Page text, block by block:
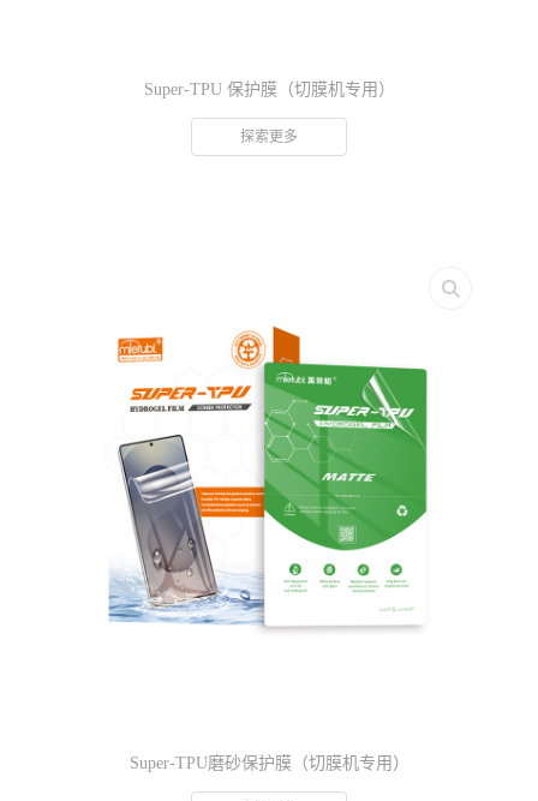
Super-TPU 保护膜（切膜机专用）
探索更多
Super-TPU磨砂保护膜（切膜机专用）